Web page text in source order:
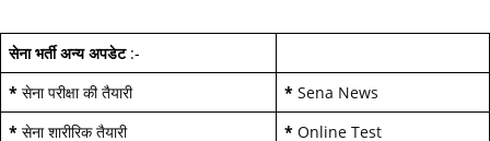
सेना भर्ती अन्य अपडेट:-
* सेना परीक्षा की तैयारी * Sena News
* सेना शारीरिक तैयारी * Online Test